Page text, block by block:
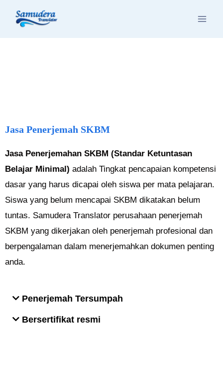
Jasa Penerjemah SKBM
Jasa Penerjemahan SKBM (Standar Ketuntasan
Belajar Minimal) adalah Tingkat pencapaian kompetensi
dasar yang harus dicapai oleh siswa per mata pelajaran.
Siswa yang belum mencapai SKBM dikatakan belum
tuntas. Samudera Translator perusahaan penerjemah
SKBM yang dikerjakan oleh penerjemah profesional dan
berpengalaman dalam menerjemahkan dokumen penting
anda.
Penerjemah Tersumpah
Bersertifikat resmi